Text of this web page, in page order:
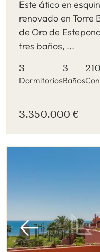
Este ático en
renovado en Torre
de Oro de
tres baños, ...
3
Dormitorios
3
Baños
3.350.000 €